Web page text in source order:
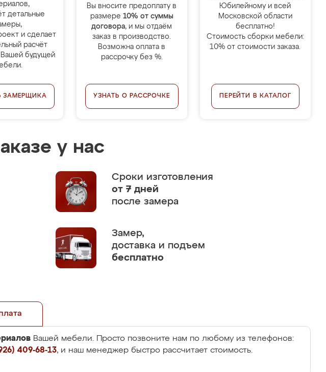
детальные
и сделает
расчёт
будущей
ЗАМЕРЩИКА
Вы вносите предоплату в
размере 10% от суммы
договора, и мы отдаём
заказ в производство.
Возможна оплата в
рассрочку без %.
УЗНАТЬ О РАССРОЧКЕ
Юбилейному и всей
Московской области
бесплатно!
Стоимость сборки мебели:
10% от стоимости заказа.
ПЕРЕЙТИ В КАТАЛОГ
у нас
Сроки изготовления
от 7 дней
после замера
Замер,
доставка и подъем
бесплатно
Вашей мебели. Просто позвоните нам по любому из телефонов:
409-68-13, и наш менеджер быстро рассчитает стоимость.